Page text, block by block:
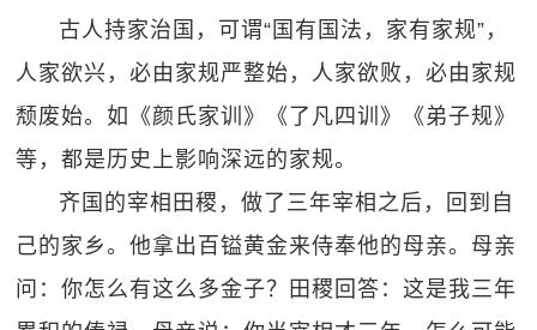
古人持家治国，可谓“国有国法，家有家规”，
人家欲兴，必由家规严整始，人家欲败，必由家规
颓废始。如《颜氏家训》《了凡四训》《弟子规》
等，都是历史上影响深远的家规。
齐国的宰相田稷，做了三年宰相之后，回到自
己的家乡。他拿出百镒黄金来侍奉他的母亲。母亲
问：你怎么有这么多金子？田稷回答：这是我三年